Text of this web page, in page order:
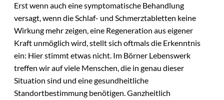
Erst wenn auch eine symptomatische Behandlung
versagt, wenn die Schlaf- und Schmerztabletten keine
Wirkung mehr zeigen, eine Regeneration aus eigener
Kraft unmöglich wird, stellt sich oftmals die Erkenntnis
ein: Hier stimmt etwas nicht. Im Börner Lebenswerk
treffen wir auf viele Menschen, die in genau dieser
Situation sind und eine gesundheitliche
Standortbestimmung benötigen. Ganzheitlich